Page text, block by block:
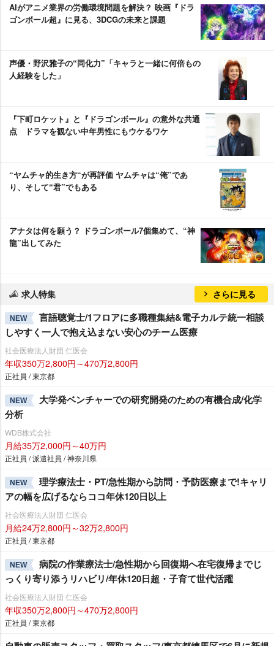
AIがアニメ業界の労働環境問題を解決？ 映画『ドラ
ゴンボール超』に見る、3DCGの未来と課題
声優・野沢雅子の“同化力”「キャラと一緒に何倍もの
人経験をした」
『下町ロケット』と『ドラゴンボール』の意外な共通
点 ドラマを観ない中年男性にもウケるワケ
“ヤムチャ的生き方“が再評価 ヤムチャは“俺”であ
り、そして“君”でもある
アナタは何を願う？ ドラゴンボール7個集めて、“神
龍”出してみた
求人特集 さらに見る
NEW
言語聴覚士/1フロアに多職種集結&電子カルテ統一相談
しやすく一人で抱え込まない安心のチーム医療
社会医療法人財団 仁医会
年収350万2,800円～470万2,800円
正社員 / 東京都
NEW
大学発ベンチャーでの研究開発のための有機合成/化学
分析
WDB株式会社
月給35万2,000円～40万円
正社員 / 派遣社員 / 神奈川県
NEW
理学療法士・PT/急性期から訪問・予防医療まで!キャリ
アの幅を広げるならココ年休120日以上
社会医療法人財団 仁医会
月給24万2,800円～32万2,800円
正社員 / 東京都
NEW
病院の作業療法士/急性期から回復期へ在宅復帰までじ
っくり寄り添うリハビリ/年休120日超・子育て世代活躍
社会医療法人財団 仁医会
年収350万2,800円～470万2,800円
正社員 / 東京都